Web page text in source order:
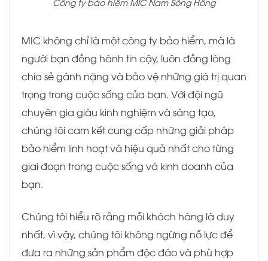
MIC không chỉ là một công ty bảo hiểm, mà là
người bạn đồng hành tin cậy, luôn đồng lòng
chia sẻ gánh nặng và bảo vệ những giá trị quan
trọng trong cuộc sống của bạn. Với đội ngũ
chuyên gia giàu kinh nghiệm và sáng tạo,
chúng tôi cam kết cung cấp những giải pháp
bảo hiểm linh hoạt và hiệu quả nhất cho từng
giai đoạn trong cuộc sống và kinh doanh của
bạn.
Chúng tôi hiểu rõ rằng mỗi khách hàng là duy
nhất, vì vậy, chúng tôi không ngừng nỗ lực để
đưa ra những sản phẩm độc đáo và phù hợp